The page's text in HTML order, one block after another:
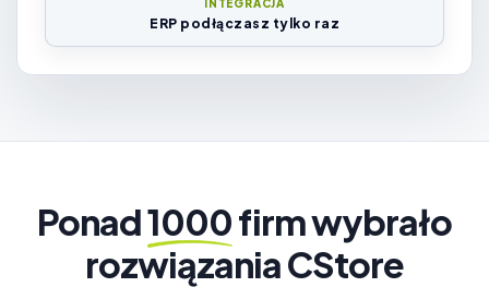
INTEGRACJA
ERP podłączasz tylko raz
Ponad1000firm wybrało
rozwiązania CStore